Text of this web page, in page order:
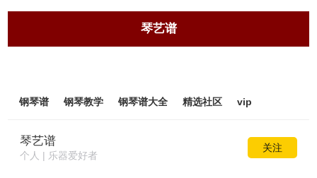
琴艺谱
钢琴谱 钢琴教学 钢琴谱大全 精选社区 vip
琴艺谱
个人 | 乐器爱好者
关注